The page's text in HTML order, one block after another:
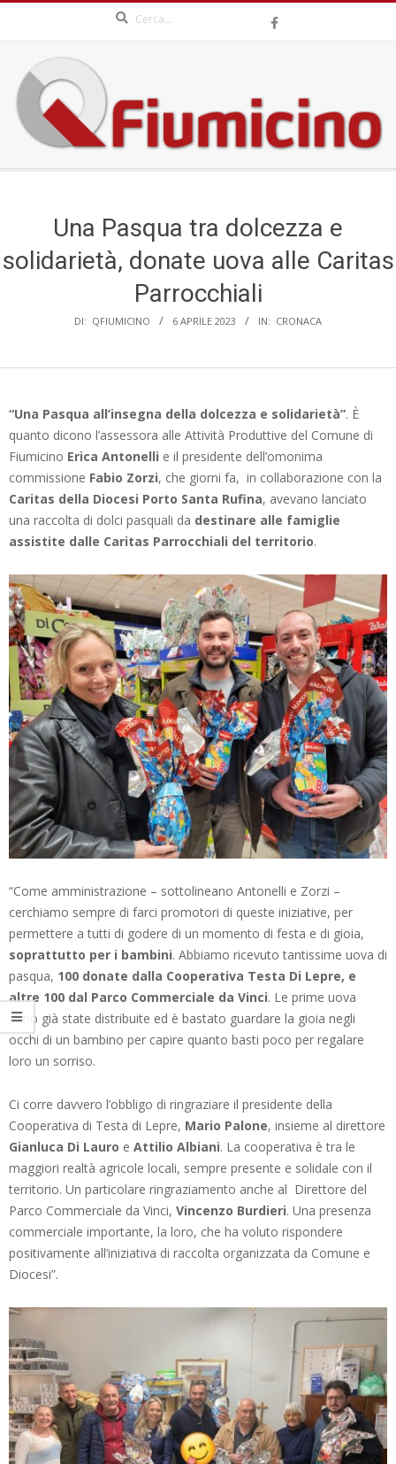
content
QFIUMICINO.COM
Una Pasqua tra dolcezza e
solidarietà, donate uova alle Caritas
Parrocchiali
DI: QFIUMICINO 6 APRILE 2023 IN: CRONACA
“Una Pasqua all’insegna della dolcezza e solidarietà”. È
quanto dicono l’assessora alle Attività Produttive del Comune di
Fiumicino Erica Antonelli e il presidente dell’omonima
commissione Fabio Zorzi, che giorni fa, in collaborazione con la
Caritas della Diocesi Porto Santa Rufina, avevano lanciato
una raccolta di dolci pasquali da destinare alle famiglie
assistite dalle Caritas Parrocchiali del territorio.
“Come amministrazione – sottolineano Antonelli e Zorzi –
cerchiamo sempre di farci promotori di queste iniziative, per
permettere a tutti di godere di un momento di festa e di gioia,
soprattutto per i bambini. Abbiamo ricevuto tantissime uova di
pasqua, 100 donate dalla Cooperativa Testa Di Lepre, e
altre 100 dal Parco Commerciale da Vinci. Le prime uova
sono già state distribuite ed è bastato guardare la gioia negli
occhi di un bambino per capire quanto basti poco per regalare
loro un sorriso.
Ci corre davvero l’obbligo di ringraziare il presidente della
Cooperativa di Testa di Lepre, Mario Palone, insieme al direttore
Gianluca Di Lauro e Attilio Albiani. La cooperativa è tra le
maggiori realtà agricole locali, sempre presente e solidale con il
territorio. Un particolare ringraziamento anche al Direttore del
Parco Commerciale da Vinci, Vincenzo Burdieri. Una presenza
commerciale importante, la loro, che ha voluto rispondere
positivamente all’iniziativa di raccolta organizzata da Comune e
Diocesi”.